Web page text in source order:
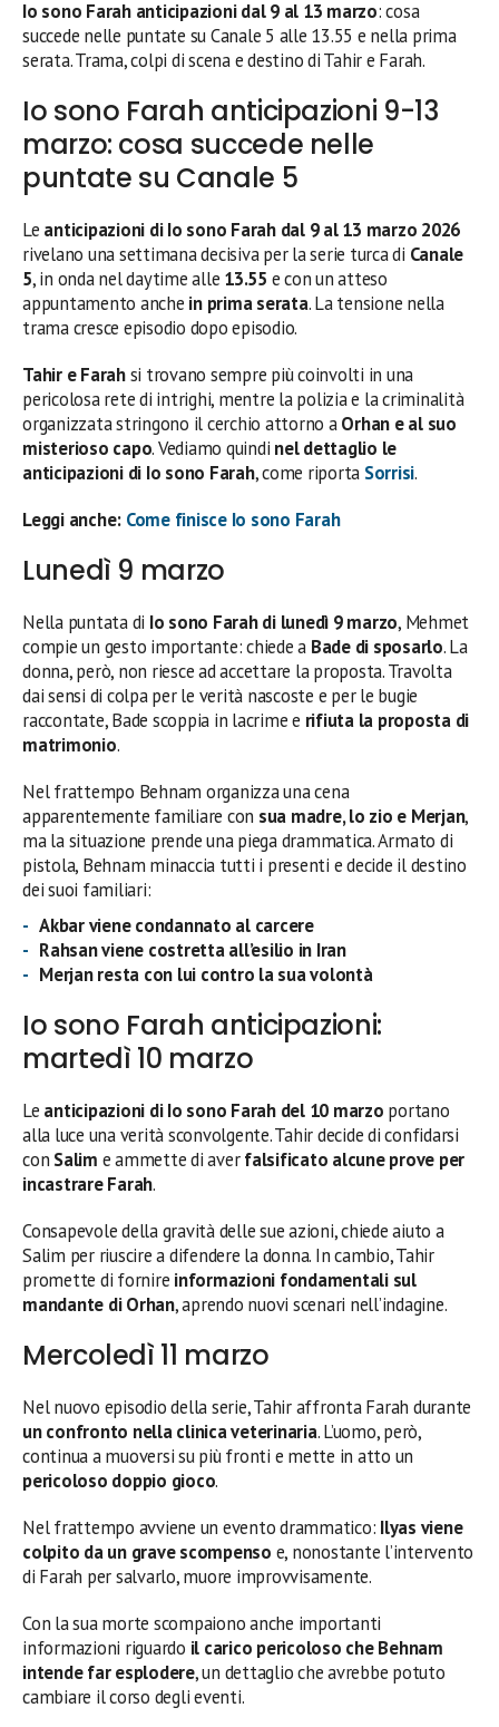
Io sono Farah anticipazioni dal 9 al 13 marzo: cosa
succede nelle puntate su Canale 5 alle 13.55 e nella prima
serata. Trama, colpi di scena e destino di Tahir e Farah.
Io sono Farah anticipazioni 9-13
marzo: cosa succede nelle
puntate su Canale 5
Le anticipazioni di Io sono Farah dal 9 al 13 marzo 2026
rivelano una settimana decisiva per la serie turca di Canale
5, in onda nel daytime alle 13.55 e con un atteso
appuntamento anche in prima serata. La tensione nella
trama cresce episodio dopo episodio.
Tahir e Farahsi trovano sempre più coinvolti in una
pericolosa rete di intrighi, mentre la polizia e la criminalità
organizzata stringono il cerchio attorno aOrhan e al suo
misterioso capo. Vediamo quindi nel dettaglio le
anticipazioni di Io sono Farah, come riporta Sorrisi.
Leggi anche: Come finisce Io sono Farah
Lunedì 9 marzo
Nella puntata di Io sono Farah di lunedì 9 marzo, Mehmet
compie un gesto importante: chiede a Bade di sposarlo. La
donna, però, non riesce ad accettare la proposta. Travolta
dai sensi di colpa per le verità nascoste e per le bugie
raccontate, Bade scoppia in lacrime e rifiuta la proposta di
matrimonio.
Nel frattempo Behnam organizza una cena
apparentemente familiare con sua madre, lo zio e Merjan,
ma la situazione prende una piega drammatica. Armato di
pistola, Behnam minaccia tutti i presenti e decide il destino
dei suoi familiari:
Akbar viene condannato al carcere
Rahsan viene costretta all’esilio in Iran
Merjan resta con lui contro la sua volontà
Io sono Farah anticipazioni:
martedì 10 marzo
Le anticipazioni di Io sono Farah del 10 marzo portano
alla luce una verità sconvolgente. Tahir decide di confidarsi
con Salim e ammette di averfalsificato alcune prove per
incastrare Farah.
Consapevole della gravità delle sue azioni, chiede aiuto a
Salim per riuscire a difendere la donna. In cambio, Tahir
promette di fornire informazioni fondamentali sul
mandante di Orhan, aprendo nuovi scenari nell’indagine.
Mercoledì 11 marzo
Nel nuovo episodio della serie, Tahir affronta Farah durante
un confronto nella clinica veterinaria. L’uomo, però,
continua a muoversi su più fronti e mette in atto un
pericoloso doppio gioco.
Nel frattempo avviene un evento drammatico: Ilyas viene
colpito da un grave scompenso e, nonostante l’intervento
di Farah per salvarlo, muore improvvisamente.
Con la sua morte scompaiono anche importanti
informazioni riguardo il carico pericoloso che Behnam
intende far esplodere, un dettaglio che avrebbe potuto
cambiare il corso degli eventi.